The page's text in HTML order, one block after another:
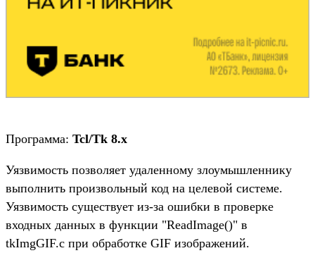
Программа: Tcl/Tk 8.x
Уязвимость позволяет удаленному злоумышленнику
выполнить произвольный код на целевой системе.
Уязвимость существует из-за ошибки в проверке
входных данных в функции "ReadImage()" в
tkImgGIF.c при обработке GIF изображений.